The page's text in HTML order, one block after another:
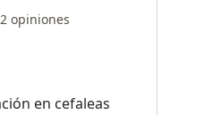
2 opiniones
en cefaleas